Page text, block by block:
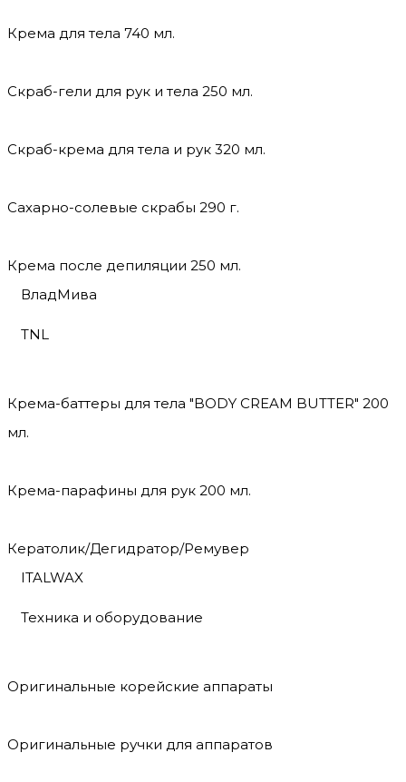
Крема для тела 740 мл.
Скраб-гели для рук и тела 250 мл.
Скраб-крема для тела и рук 320 мл.
Сахарно-солевые скрабы 290 г.
Крема после депиляции 250 мл.
ВладМива
TNL
Крема-баттеры для тела "BODY CREAM BUTTER" 200
мл.
Крема-парафины для рук 200 мл.
Кератолик/Дегидратор/Ремувер
ITALWAX
Техника и оборудование
Оригинальные корейские аппараты
Оригинальные ручки для аппаратов